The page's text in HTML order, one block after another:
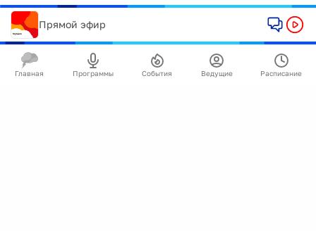
Прямой эфир
Главная Программы События Ведущие Расписание